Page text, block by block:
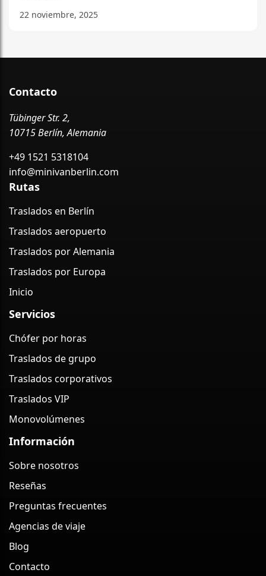
22 noviembre, 2025
Contacto
Tübinger Str. 2,
10715 Berlín, Alemania
+49 1521 5318104
info@minivanberlin.com
Rutas
Traslados en Berlín
Traslados aeropuerto
Traslados por Alemania
Traslados por Europa
Inicio
Servicios
Chófer por horas
Traslados de grupo
Traslados corporativos
Traslados VIP
Monovolúmenes
Información
Sobre nosotros
Reseñas
Preguntas frecuentes
Agencias de viaje
Blog
Contacto